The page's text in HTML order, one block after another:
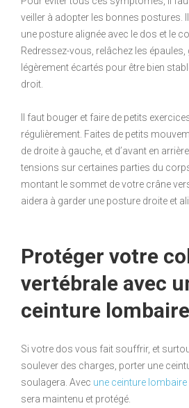
veiller à adopter les bonnes postures.
une posture alignée avec le dos et le
Redressez-vous, relâchez les épaules,
légèrement écartés pour être bien
droit.
Il faut bouger et faire de petits
régulièrement. Faites de petits
de droite à gauche, et d’avant en
tensions sur certaines parties du
montant le sommet de votre crâne
aidera à garder une posture droite et
Protéger votre
vertébrale avec
ceinture lombaire
Si votre dos vous fait souffrir, et
soulever des charges, porter une
soulagera. Avec une ceinture lombaire
sera maintenu et protégé.